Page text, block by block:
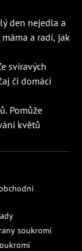
den nejedla a
a radí, jak
svíravých
či domácí
Pomůže
květů
soukromí